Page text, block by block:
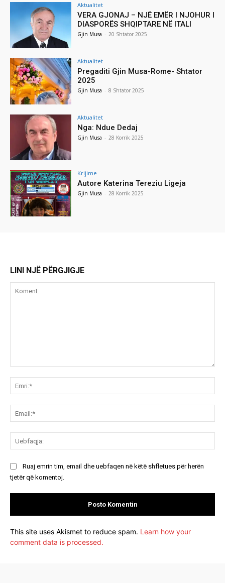
Aktualitet
VERA GJONAJ – NJË EMËR I NJOHUR I
DIASPORËS SHQIPTARE NË ITALI
Gjin Musa - 20 Shtator 2025
Aktualitet
Pregaditi Gjin Musa-Rome- Shtator
2025
Gjin Musa - 8 Shtator 2025
Aktualitet
Nga: Ndue Dedaj
Gjin Musa - 28 Korrik 2025
Krijime
Autore Katerina Tereziu Ligeja
Gjin Musa - 28 Korrik 2025
LINI NJË PËRGJIGJE
Ruaj emrin tim, email dhe uebfaqen në këtë shfletues për herën
tjetër që komentoj.
This site uses Akismet to reduce spam. Learn how your
comment data is processed.